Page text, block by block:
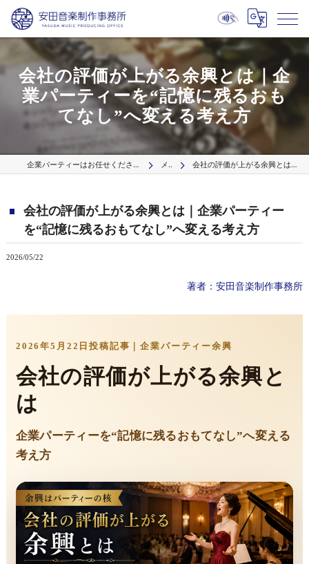
会社の評価が上がる余興とは｜企
業パーティーを“記憶に残るおも
てなし”へ変える考え方
企業パーティーはお任せください プロの出張演奏サービス【波】／国内9拠点より全国へ メディア 会社の評価が上がる余興とは｜企業パーティーを“記憶に残るおもてなし”へ変える考え方
会社の評価が上がる余興とは｜企業パーティー
を“記憶に残るおもてなし”へ変える考え方
2026/05/22
著者：安田音楽制作事務所
2026年5月22日投稿記事｜企業パーティー余興
会社の評価が上がる余興と
は
企業パーティーを“記憶に残るおもてなし”へ変える
考え方